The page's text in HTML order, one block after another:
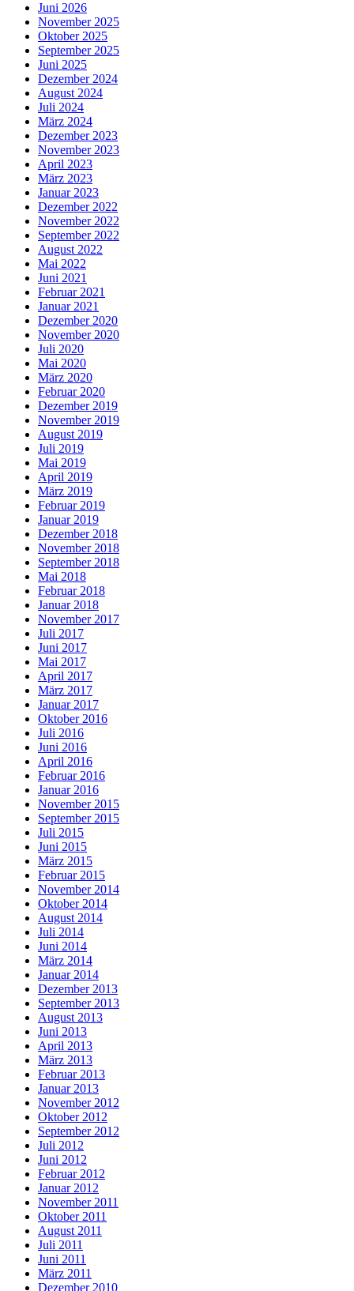
Juni 2026
November 2025
Oktober 2025
September 2025
Juni 2025
Dezember 2024
August 2024
Juli 2024
März 2024
Dezember 2023
November 2023
April 2023
März 2023
Januar 2023
Dezember 2022
November 2022
September 2022
August 2022
Mai 2022
Juni 2021
Februar 2021
Januar 2021
Dezember 2020
November 2020
Juli 2020
Mai 2020
März 2020
Februar 2020
Dezember 2019
November 2019
August 2019
Juli 2019
Mai 2019
April 2019
März 2019
Februar 2019
Januar 2019
Dezember 2018
November 2018
September 2018
Mai 2018
Februar 2018
Januar 2018
November 2017
Juli 2017
Juni 2017
Mai 2017
April 2017
März 2017
Januar 2017
Oktober 2016
Juli 2016
Juni 2016
April 2016
Februar 2016
Januar 2016
November 2015
September 2015
Juli 2015
Juni 2015
März 2015
Februar 2015
November 2014
Oktober 2014
August 2014
Juli 2014
Juni 2014
März 2014
Januar 2014
Dezember 2013
September 2013
August 2013
Juni 2013
April 2013
März 2013
Februar 2013
Januar 2013
November 2012
Oktober 2012
September 2012
Juli 2012
Juni 2012
Februar 2012
Januar 2012
November 2011
Oktober 2011
August 2011
Juli 2011
Juni 2011
März 2011
Dezember 2010